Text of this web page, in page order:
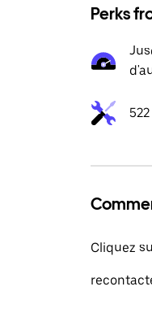
Perks
Cliquez